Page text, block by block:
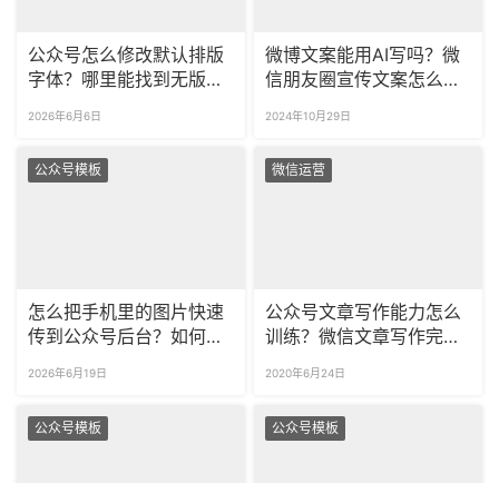
公众号怎么修改默认排版
字体？哪里能找到无版权
2026年6月6日
微博文案能用AI写吗？微
信朋友圈宣传文案怎么
2024年10月29日
公众号模板
怎么把手机里的图片快速
传到公众号后台？如何给
2026年6月19日
微信运营
公众号文章写作能力怎么
训练？微信文章写作完成
2020年6月24日
公众号模板 公众号模板